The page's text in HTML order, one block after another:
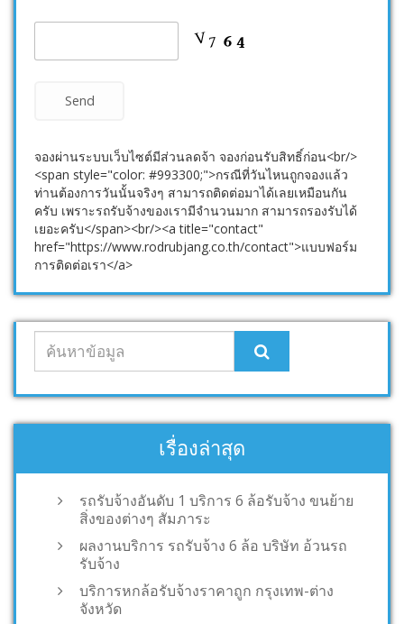
จองผ่านระบบเว็บไซต์มีส่วนลดจ้า จองก่อนรับสิทธิ์ก่อน<br/>
<span style="color: #993300;">กรณีที่วันไหนถูกจองแล้ว
ท่านต้องการวันนั้นจริงๆ สามารถติดต่อมาได้เลยเหมือนกัน
ครับ เพราะรถรับจ้างของเรามีจำนวนมาก สามารถรองรับได้
เยอะครับ</span><br/><a title="contact"
href="https://www.rodrubjang.co.th/contact">แบบฟอร์ม
การติดต่อเรา</a>
เรื่องล่าสุด
รถรับจ้างอันดับ 1 บริการ 6 ล้อรับจ้าง ขนย้าย
สิ่งของต่างๆ สัมภาระ
ผลงานบริการ รถรับจ้าง 6 ล้อ บริษัท อ้วนรถ
รับจ้าง
บริการหกล้อรับจ้างราคาถูก กรุงเทพ-ต่าง
จังหวัด